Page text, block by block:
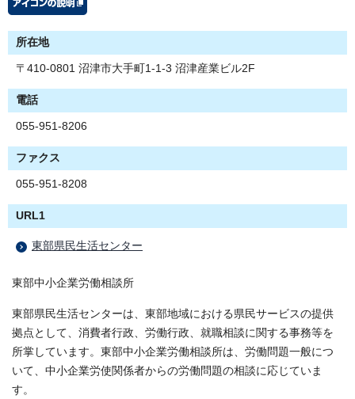
所在地
〒410-0801 沼津市大手町1-1-3 沼津産業ビル2F
電話
055-951-8206
ファクス
055-951-8208
URL1
東部県民生活センター
東部中小企業労働相談所
東部県民生活センターは、東部地域における県民サービスの提供
拠点として、消費者行政、労働行政、就職相談に関する事務等を
所掌しています。東部中小企業労働相談所は、労働問題一般につ
いて、中小企業労使関係者からの労働問題の相談に応じていま
す。